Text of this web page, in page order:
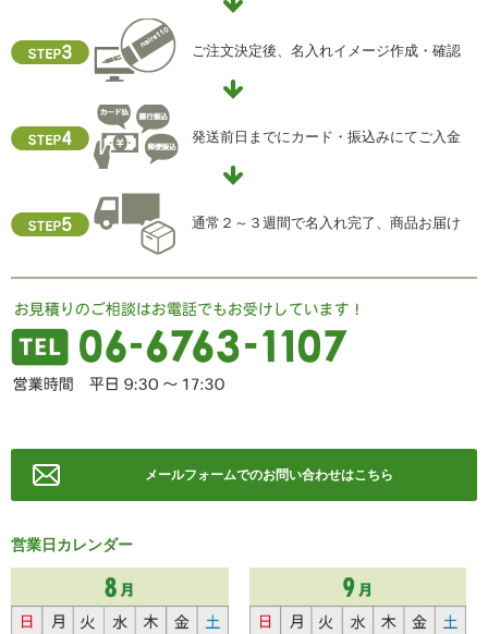
i) 個人情報保護方針
当社ホームページの個人情報保護方針をご覧下さい
住所 ：大阪市中央区瓦屋町2-13-5
TEL ： 06-6763-5415
FAX ： 06-6763-0829
ご注文決定後、名入れイメージ作成・確認
発送前日までにカード・振込みにてご入金
通常２～３週間で名入れ完了、商品お届け
メールフォームでのお問い合わせはこちら
営業日カレンダー